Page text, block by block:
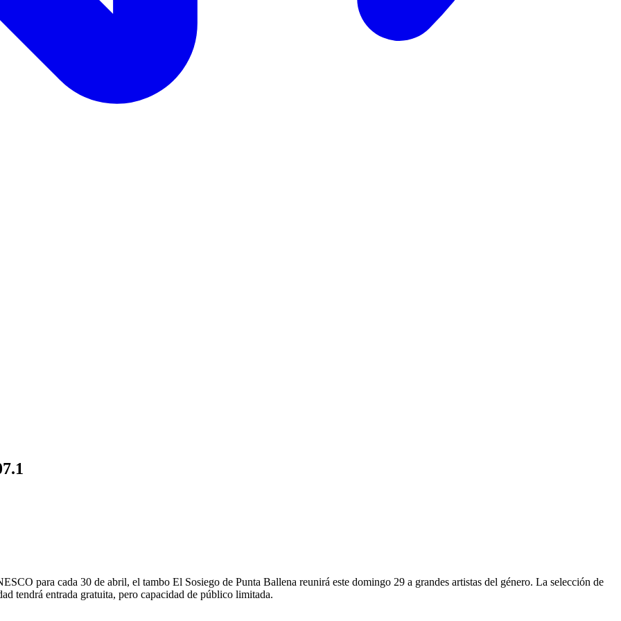
para cada 30 de abril, el tambo El Sosiego de Punta Ballena reunirá este domingo 29 a grandes artistas del género. La selección de
tendrá entrada gratuita, pero capacidad de público limitada.